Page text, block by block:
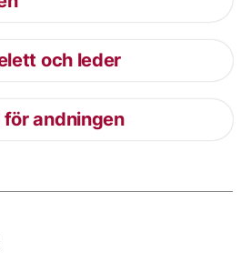
och leder
andningen